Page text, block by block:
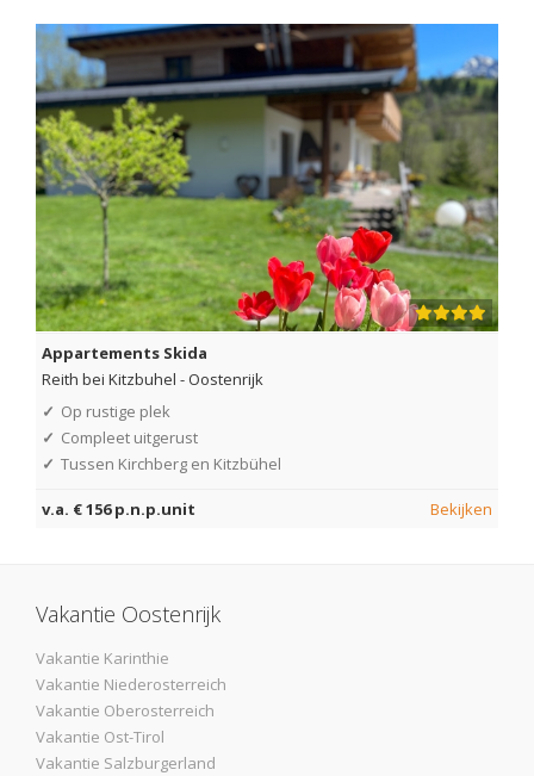
Appartements Skida
Reith bei Kitzbuhel -Oostenrijk
✓ Op rustige plek
✓ Compleet uitgerust
✓ Tussen Kirchberg en Kitzbühel
v.a. € 156 p.n.p.unit Bekijken
Vakantie Oostenrijk
Vakantie Karinthie
Vakantie Niederosterreich
Vakantie Oberosterreich
Vakantie Ost-Tirol
Vakantie Salzburgerland